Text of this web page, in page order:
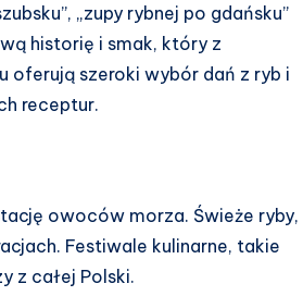
„zupy rybnej po gdańsku”
historię i smak, który z
oferują szeroki wybór dań z ryb i
receptur.
owoców morza. Świeże ryby,
Festiwale kulinarne, takie
z całej Polski.